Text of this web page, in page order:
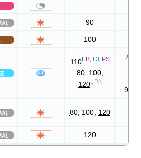
—
90
100
110EB, DEPS
80, 100,
120LPA
70
90
80, 100, 120
120